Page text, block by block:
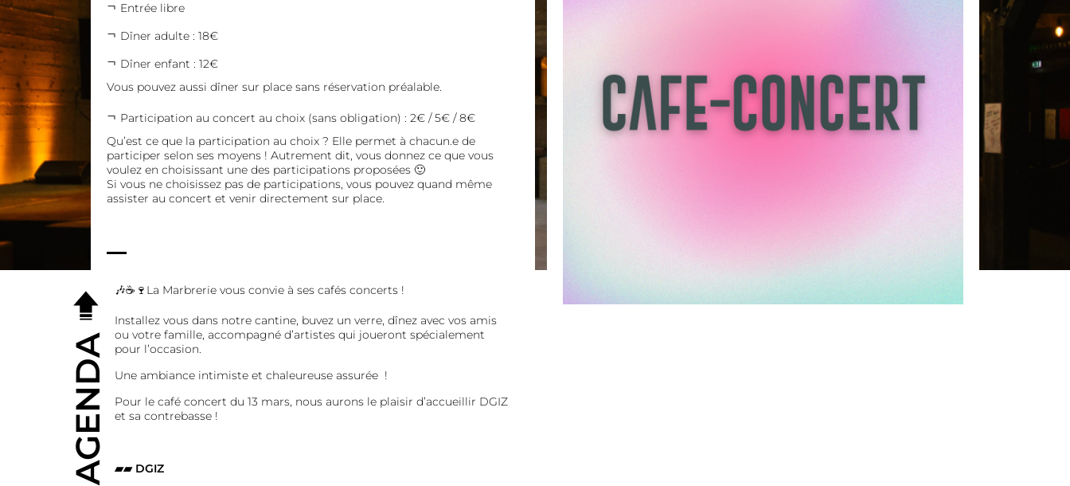
Entrée libre
Dîner adulte : 18€
Dîner enfant : 12€
Vous pouvez aussi dîner sur place sans réservation préalable.
Participation au concert au choix (sans obligation) : 2€ / 5€ / 8€
Qu’est ce que la participation au choix ? Elle permet à chacun.e de
participer selon ses moyens ! Autrement dit, vous donnez ce que vous
voulez en choisissant une des participations proposées 🙂
Si vous ne choisissez pas de participations, vous pouvez quand même
assister au concert et venir directement sur place.
🎶☕🍷La Marbrerie vous convie à ses cafés concerts !
Installez vous dans notre cantine, buvez un verre, dînez avec vos amis
ou votre famille, accompagné d’artistes qui joueront spécialement
pour l’occasion.
Une ambiance intimiste et chaleureuse assurée !
Pour le café concert du 13 mars, nous aurons le plaisir d’accueillir DGIZ
et sa contrebasse !
▰▰ DGIZ
AGENDA